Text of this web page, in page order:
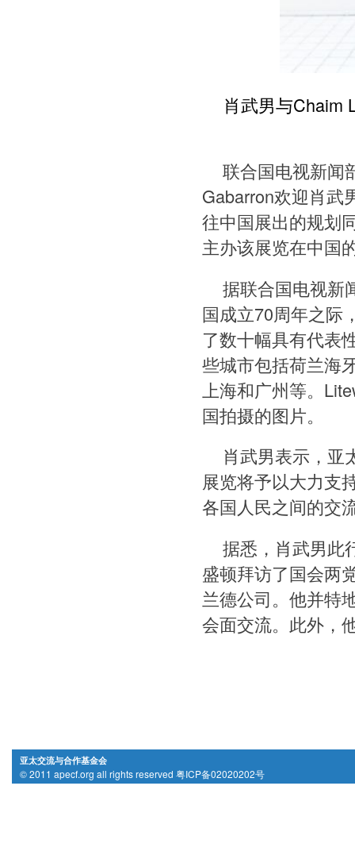
肖武男与Chaim
联合国电视新闻
Gabarron欢迎肖武
往中国展出的规划
主办该展览在中国
据联合国电视新
国成立70周年之际
了数十幅具有代表
些城市包括荷兰海
上海和广州等。
国拍摄的图片。
肖武男表示，亚
展览将予以大力支
各国人民之间的交
据悉，肖武男此
盛顿拜访了国会两
兰德公司。他并特
会面交流。此外，
亚太交流与合作基金会
© 2011 apecf.org all rights reserved 粤ICP备02020202号